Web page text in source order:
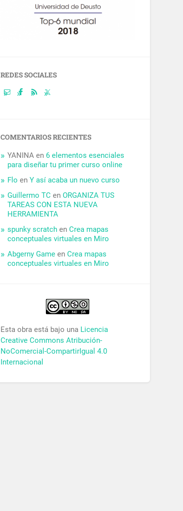
REDES SOCIALES
COMENTARIOS RECIENTES
YANINA en 6 elementos esenciales
para diseñar tu primer curso online
Flo enY así acaba un nuevo curso
Guillermo TC enORGANIZA TUS
TAREAS CON ESTA NUEVA
HERRAMIENTA
spunky scratch enCrea mapas
conceptuales virtuales en Miro
Abgerny Game enCrea mapas
conceptuales virtuales en Miro
Esta obra está bajo una Licencia
Creative Commons Atribución-
NoComercial-CompartirIgual 4.0
Internacional